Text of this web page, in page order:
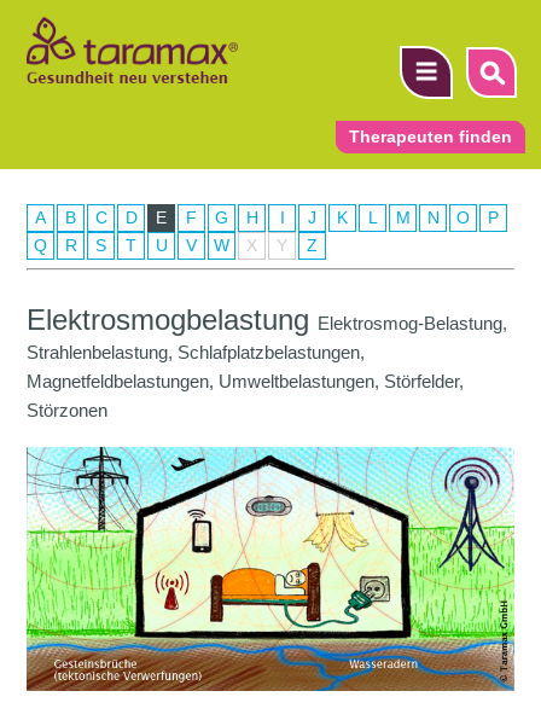
Therapeuten finden
▼
A B C D E F G H I J K L M N O
P
Q
R S T U V W X Y Z
Elektrosmogbelastung Elektrosmog-Belastung,
Strahlenbelastung, Schlafplatzbelastungen,
Magnetfeldbelastungen, Umweltbelastungen, Störfelder,
Störzonen